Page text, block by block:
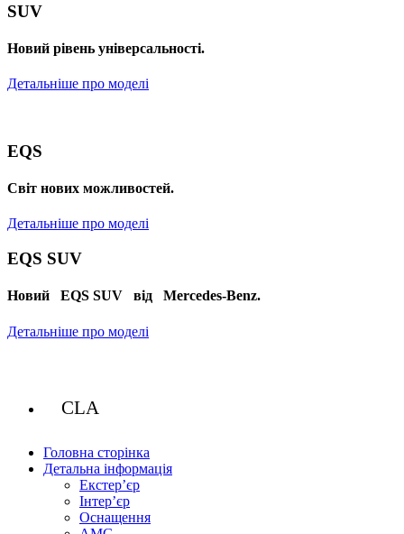
SUV
Новий рівень універсальності.
Детальніше про моделі
EQS
Cвіт нових можливостей.
Детальніше про моделі
EQS SUV
Новий EQS SUV від Mercedes-Benz.
Детальніше про моделі
CLA
Головна сторінка
Детальна інформація
Екстер’єр
Інтер’єр
Оснащення